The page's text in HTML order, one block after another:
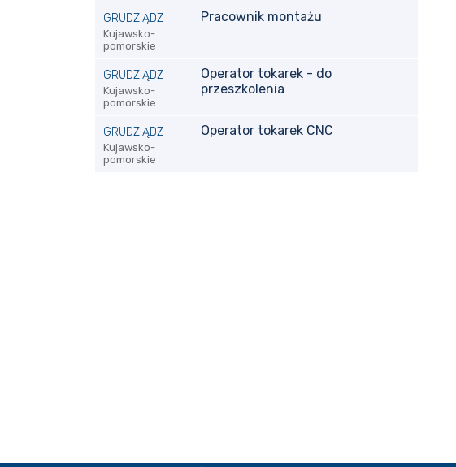
GRUDZIĄDZ
Kujawsko-
pomorskie
Pracownik montażu
GRUDZIĄDZ
Kujawsko-
pomorskie
Operator tokarek - do
przeszkolenia
GRUDZIĄDZ
Kujawsko-
pomorskie
Operator tokarek CNC